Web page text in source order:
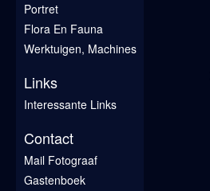
Portret
Flora En Fauna
Werktuigen, Machines
Links
Interessante Links
Contact
Mail Fotograaf
Gastenboek